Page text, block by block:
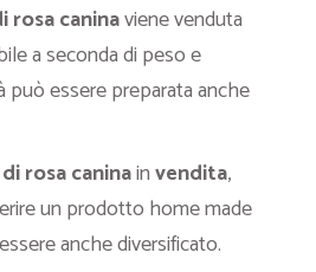
rosa caninaviene venduta
a seconda di peso e
può essere preparata anche
rosa caninainvendita,
un prodotto home made
anche diversificato.